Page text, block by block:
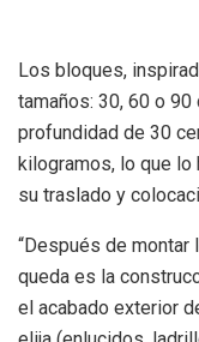
Los bloques,
tamaños: 30, 60 o
profundidad de 30
kilogramos, lo que lo
su traslado y
“Después de
queda es la
el acabado exterior